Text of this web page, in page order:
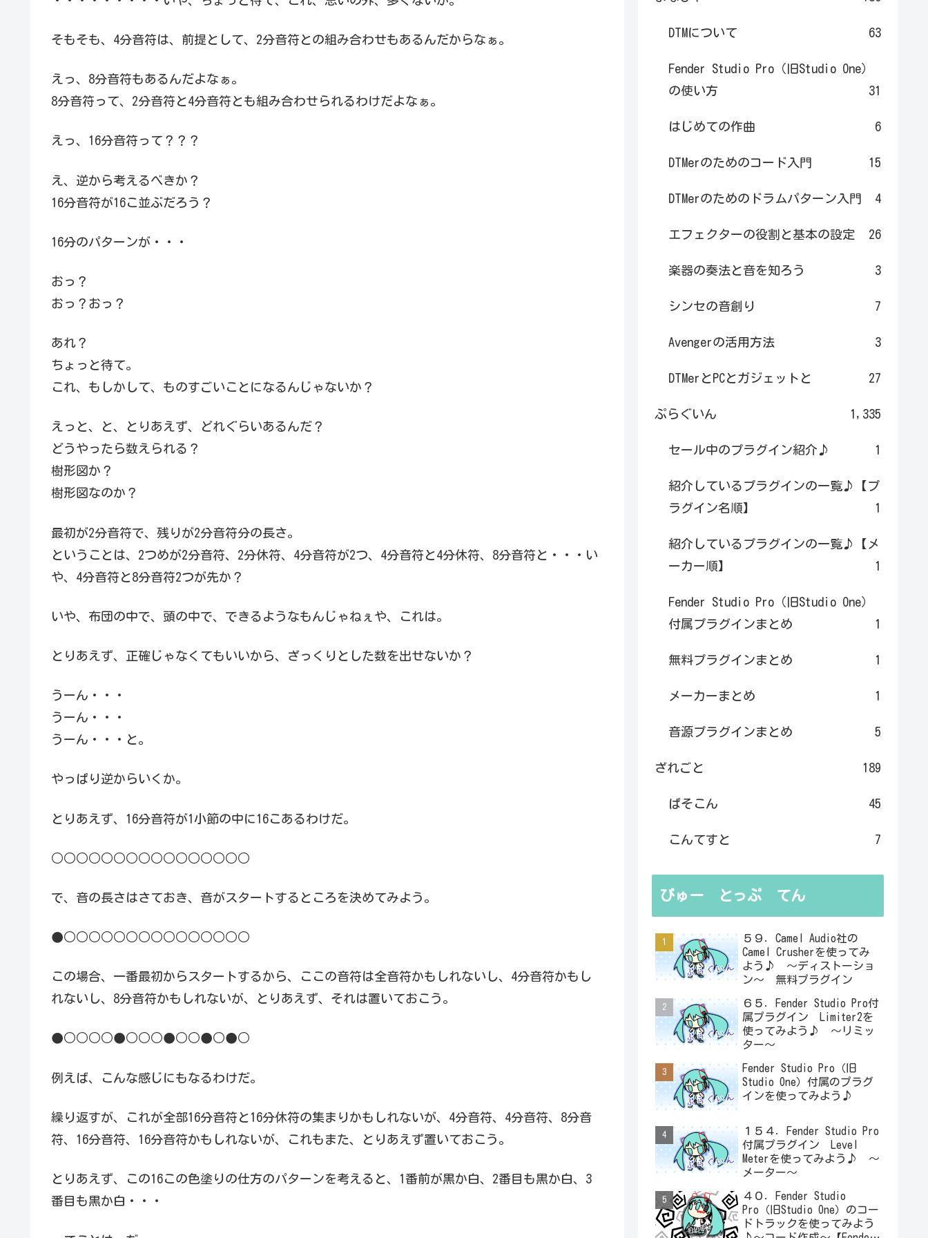
そもそも、4分音符は、前提として、2分音符との組み合わせもあるんだからなぁ。
えっ、8分音符もあるんだよなぁ。
8分音符って、2分音符と4分音符とも組み合わせられるわけだよなぁ。
えっ、16分音符って？？？
え、逆から考えるべきか？
16分音符が16こ並ぶだろう？
16分のパターンが・・・
おっ？
おっ？おっ？
あれ？
ちょっと待て。
これ、もしかして、ものすごいことになるんじゃないか？
えっと、と、とりあえず、どれぐらいあるんだ？
どうやったら数えられる？
樹形図か？
樹形図なのか？
最初が2分音符で、残りが2分音符分の長さ。
ということは、2つめが2分音符、2分休符、4分音符が2つ、4分音符と4分休符、8分音符と・・・い
や、4分音符と8分音符2つが先か？
いや、布団の中で、頭の中で、できるようなもんじゃねぇや、これは。
とりあえず、正確じゃなくてもいいから、ざっくりとした数を出せないか？
うーん・・・
うーん・・・
うーん・・・と。
やっぱり逆からいくか。
とりあえず、16分音符が1小節の中に16こあるわけだ。
○○○○○○○○○○○○○○○○
で、音の長さはさておき、音がスタートするところを決めてみよう。
●○○○○○○○○○○○○○○○
この場合、一番最初からスタートするから、ここの音符は全音符かもしれないし、4分音符かもし
れないし、8分音符かもしれないが、とりあえず、それは置いておこう。
●○○○○●○○○●○○●○●○
例えば、こんな感じにもなるわけだ。
繰り返すが、これが全部16分音符と16分休符の集まりかもしれないが、4分音符、4分音符、8分音
符、16分音符、16分音符かもしれないが、これもまた、とりあえず置いておこう。
とりあえず、この16この色塗りの仕方のパターンを考えると、1番前が黒か白、2番目も黒か白、3
番目も黒か白・・・
DTMについて 63
Fender Studio Pro（旧Studio One）
の使い方
31
はじめての作曲 6
DTMerのためのコード入門 15
DTMerのためのドラムパターン入門 4
エフェクターの役割と基本の設定 26
楽器の奏法と音を知ろう 3
シンセの音創り 7
Avengerの活用方法 3
DTMerとPCとガジェットと 27
ぷらぐいん 1,335
セール中のプラグイン紹介♪ 1
紹介しているプラグインの一覧♪【プ
ラグイン名順】
1
紹介しているプラグインの一覧♪【メ
ーカー順】
1
Fender Studio Pro（旧Studio One）
付属プラグインまとめ
1
無料プラグインまとめ 1
メーカーまとめ 1
音源プラグインまとめ 5
ざれごと 189
ぱそこん 45
こんてすと 7
びゅー とっぷ てん
５９．Camel Audio社の
Camel Crusherを使ってみ
よう♪ ～ディストーショ
ン～ 無料プラグイン
６５．Fender Studio Pro付
属プラグイン Limiter2を
使ってみよう♪ ～リミッ
ター～
Fender Studio Pro（旧
Studio One）付属のプラグ
インを使ってみよう♪
１５４．Fender Studio Pro
付属プラグイン Level
Meterを使ってみよう♪ ～
メーター～
４０．Fender Studio
Pro（旧Studio One）のコー
ドトラックを使ってみよう